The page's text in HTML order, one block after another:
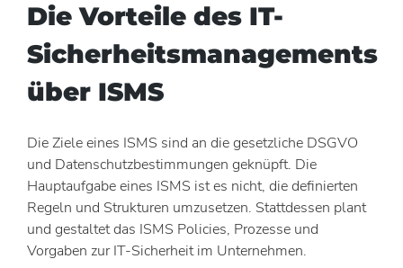
Die Vorteile des IT-
Sicherheitsmanagements
über ISMS
Die Ziele eines ISMS sind an die gesetzliche DSGVO
und Datenschutzbestimmungen geknüpft. Die
Hauptaufgabe eines ISMS ist es nicht, die definierten
Regeln und Strukturen umzusetzen. Stattdessen plant
und gestaltet das ISMS Policies, Prozesse und
Vorgaben zur IT-Sicherheit im Unternehmen.